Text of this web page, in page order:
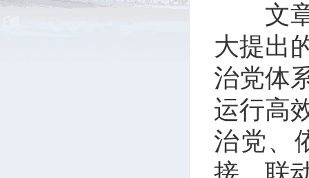
文章
大提出
治党体
运行高
治党、